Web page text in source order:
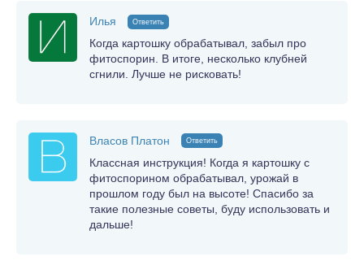
Илья Ответить
Когда картошку обрабатывал, забыл про
фитоспорин. В итоге, несколько клубней
сгнили. Лучше не рисковать!
Власов Платон Ответить
Классная инструкция! Когда я картошку с
фитоспорином обрабатывал, урожай в
прошлом году был на высоте! Спасибо за
такие полезные советы, буду использовать и
дальше!